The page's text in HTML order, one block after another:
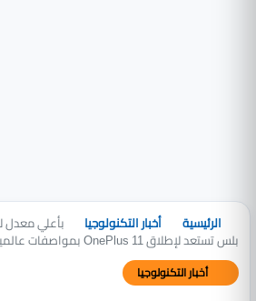
الرئيسية أخبار التكنولوجيا بأعلي معدل
بلس تستعد لإطلاق OnePlus 11 بمواصفات عالمية
أخبار التكنولوجيا